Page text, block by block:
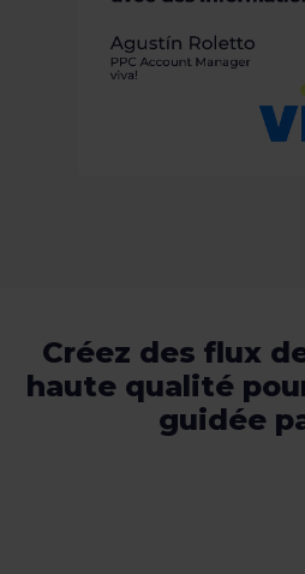
Créez des flux
haute qualité
guidée